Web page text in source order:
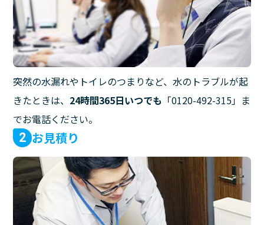
突然の水漏れやトイレのつまりなど、水のトラブルが起
きたときは、 24時間365日いつでも 「0120-492-315」ま
でお電話ください。
2 お見積り